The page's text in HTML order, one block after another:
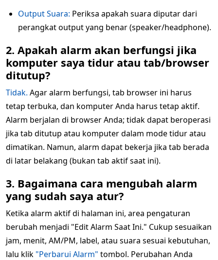
Output Suara: Periksa apakah suara diputar dari
perangkat output yang benar (speaker/headphone).
2. Apakah alarm akan berfungsi jika
komputer saya tidur atau tab/browser
ditutup?
Tidak. Agar alarm berfungsi, tab browser ini harus
tetap terbuka, dan komputer Anda harus tetap aktif.
Alarm berjalan di browser Anda; tidak dapat beroperasi
jika tab ditutup atau komputer dalam mode tidur atau
dimatikan. Namun, alarm dapat bekerja jika tab berada
di latar belakang (bukan tab aktif saat ini).
3. Bagaimana cara mengubah alarm
yang sudah saya atur?
Ketika alarm aktif di halaman ini, area pengaturan
berubah menjadi "Edit Alarm Saat Ini." Cukup sesuaikan
jam, menit, AM/PM, label, atau suara sesuai kebutuhan,
lalu klik "Perbarui Alarm" tombol. Perubahan Anda